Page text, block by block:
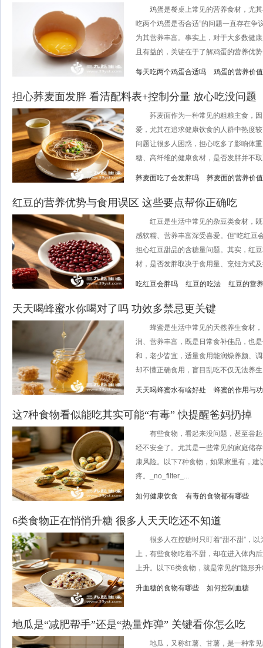
鸡蛋是餐桌上常见的营养食材，尤其
吃两个鸡蛋是否合适”的问题一直存在争
为其营养丰富。事实上，对于大多数健
且有益的，关键在于了解鸡蛋的营养优
每天吃两个鸡蛋合适吗 鸡蛋的营养价值
担心荞麦面发胖 看清配料表+控制分量 放心吃没问题
荞麦面作为一种常见的粗粮主食，因
爱，尤其在追求健康饮食的人群中热度
问题让很多人困惑，担心吃多了影响体
糖、高纤维的健康食材，是否发胖并不
荞麦面吃了会发胖吗 荞麦面的营养价值
红豆的营养优势与食用误区 这些要点帮你正确吃
红豆是生活中常见的杂豆类食材，既
感软糯、营养丰富深受喜爱。但“吃红豆
担心红豆甜品的含糖量问题。其实，红
材，是否发胖取决于食用量、烹饪方式
吃红豆会胖吗 红豆的吃法 红豆的营
天天喝蜂蜜水你喝对了吗 功效多禁忌更关键
蜂蜜是生活中常见的天然养生食材，
润、营养丰富，既是日常食补佳品，也
和，老少皆宜，适量食用能润燥养颜、
却不懂正确食用，盲目乱吃不仅无法养
天天喝蜂蜜水有啥好处 蜂蜜的作用与
这7种食物看似能吃其实可能“有毒” 快提醒爸妈扔掉
有些食物，看起来没问题，甚至尝起
经不安全了。尤其是一些常见的家庭储
康风险。以下7种食物，如果家里有，
疼。_no_filter_...
如何健康饮食 有毒的食物都有哪些
6类食物正在悄悄升糖 很多人天天吃还不知道
很多人在控糖时只盯着“甜不甜”，以
上，有些食物吃着不甜，却在进入体内
上升。以下6类食物，就是常见的“隐形
升血糖的食物有哪些 如何控制血糖
地瓜是“减肥帮手”还是“热量炸弹” 关键看你怎么吃
地瓜，又称红薯、甘薯，是一种常见